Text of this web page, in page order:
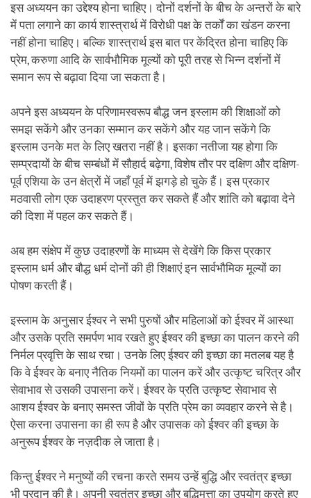
इस अध्ययन का उद्देश्य होना चाहिए। दोनों दर्शनों के बीच के अन्तरों के बारे
में पता लगाने का कार्य शास्त्रार्थ में विरोधी पक्ष के तर्कों का खंडन करना
नहीं होना चाहिए। बल्कि शास्त्रार्थ इस बात पर केंद्रित होना चाहिए कि
प्रेम, करुणा आदि के सार्वभौमिक मूल्यों को पूरी तरह से भिन्न दर्शनों में
समान रूप से बढ़ावा दिया जा सकता है।
अपने इस अध्ययन के परिणामस्वरूप बौद्ध जन इस्लाम की शिक्षाओं को
समझ सकेंगे और उनका सम्मान कर सकेंगे और यह जान सकेंगे कि
इस्लाम उनके मत के लिए खतरा नहीं है। इसका नतीजा यह होगा कि
सम्प्रदायों के बीच सम्बंधों में सौहार्द बढ़ेगा, विशेष तौर पर दक्षिण और दक्षिण-
पूर्व एशिया के उन क्षेत्रों में जहाँ पूर्व में झगड़े हो चुके हैं। इस प्रकार
मठवासी लोग एक उदाहरण प्रस्तुत कर सकते हैं और शांति को बढ़ावा देने
की दिशा में पहल कर सकते हैं।
अब हम संक्षेप में कुछ उदाहरणों के माध्यम से देखेंगे कि किस प्रकार
इस्लाम धर्म और बौद्ध धर्म दोनों की ही शिक्षाएं इन सार्वभौमिक मूल्यों का
पोषण करती हैं।
इस्लाम के अनुसार ईश्वर ने सभी पुरुषों और महिलाओं को ईश्वर में आस्था
और उसके प्रति समर्पण भाव रखते हुए ईश्वर की इच्छा का पालन करने की
निर्मल प्रवृत्ति के साथ रचा। उनके लिए ईश्वर की इच्छा का मतलब यह है
कि वे ईश्वर के बनाए नैतिक नियमों का पालन करें और उत्कृष्ट चरित्र और
सेवाभाव से उसकी उपासना करें। ईश्वर के प्रति उत्कृष्ट सेवाभाव से
आशय ईश्वर के बनाए समस्त जीवों के प्रति प्रेम का व्यवहार करने से है।
ऐसा करना उपासना का ही रूप है और उपासक को ईश्वर की इच्छा के
अनुरूप ईश्वर के नज़दीक ले जाता है।
किन्तु ईश्वर ने मनुष्यों की रचना करते समय उन्हें बुद्धि और स्वतंत्र इच्छा
भी प्रदान की है। अपनी स्वतंत्र इच्छा और बुद्धिमत्ता का उपयोग करते हुए